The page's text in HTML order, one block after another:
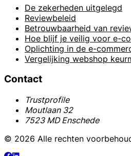
De zekerheden uitgelegd
Reviewbeleid
Betrouwbaarheid van
Hoe blijf je veilig voor e-
Oplichting in de e-
Vergelijking webshop
Contact
Trustprofile
Moutlaan 32
7523 MD Enschede
© 2026 Alle rechten